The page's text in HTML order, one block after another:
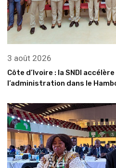
3 août 2026
Côte d’Ivoire : la SNDI
l’administration dans le